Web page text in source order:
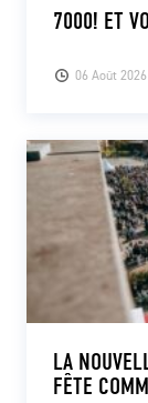
06 Août 2026
7000! ET
LA
FÊTE